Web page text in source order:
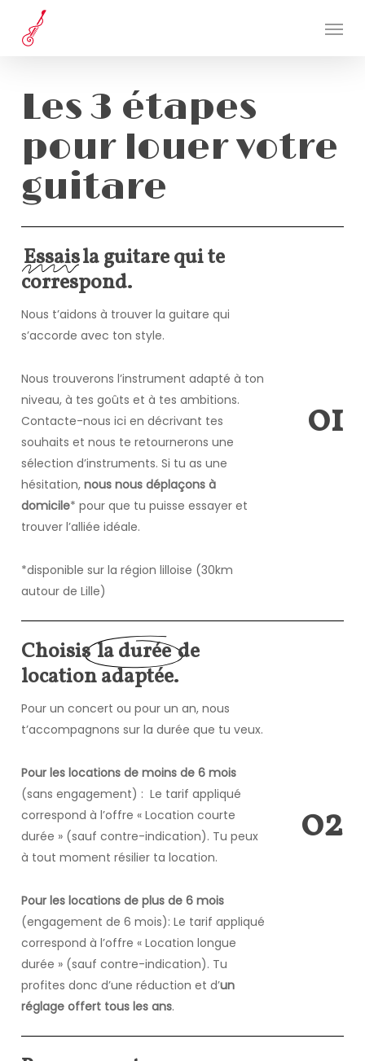
Menu
Les 3 étapes
pour louervotre
guitare
Essaisla guitare qui te
correspond.
Nous t’aidons à trouver la guitare qui
s’accorde avec ton style.
Nous trouverons l’instrument adapté à ton
niveau, à tes goûts et à tes ambitions.
Contacte-nous ici en décrivant tes
souhaits et nous te retournerons une
sélection d’instruments. Si tu as une
hésitation, nous nous déplaçons à
domicile* pour que tu puisse essayer et
trouver l’alliée idéale.
*disponible sur la région lilloise (30km
autour de Lille)
01
Choisisla duréede
location adaptée.
Pour un concert ou pour un an, nous
t’accompagnons sur la durée que tu veux.
Pour les locations de moins de 6 mois
(sans engagement) : Le tarif appliqué
correspond à l’offre « Location courte
durée » (sauf contre-indication). Tu peux
à tout moment résilier ta location.
Pour les locations de plus de 6 mois
(engagement de 6 mois): Le tarif appliqué
correspond à l’offre « Location longue
durée » (sauf contre-indication). Tu
profites donc d’une réduction et d’un
réglage offert tous les ans.
02